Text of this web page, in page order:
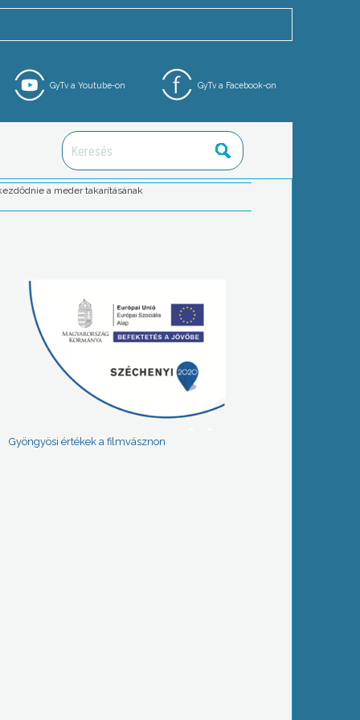
GyTv a Facebook-on
GyTv a Youtube-on
a meder takarításának
Gyöngyösi értékek a filmvásznon